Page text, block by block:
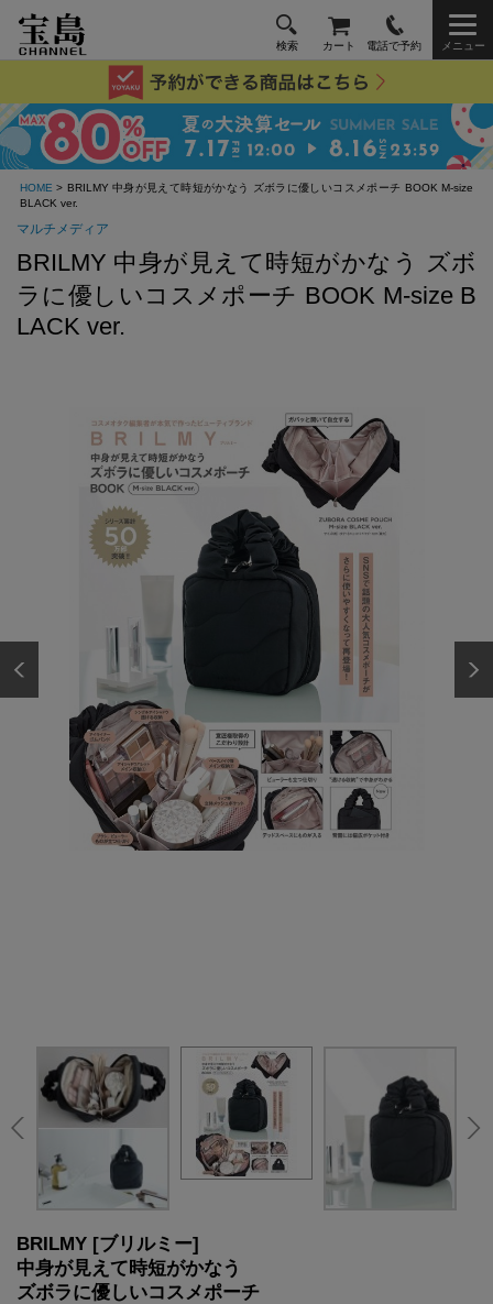
検索 カート 電話で予約 メニュー
HOME > BRILMY 中身が見えて時短がかなう ズボラに優しいコスメポーチ BOOK M-size
BLACK ver.
マルチメディア
BRILMY 中身が見えて時短がかなう ズボ
ラに優しいコスメポーチ BOOK M-size B
LACK ver.
BRILMY [ブリルミー]
中身が見えて時短がかなう
ズボラに優しいコスメポーチ